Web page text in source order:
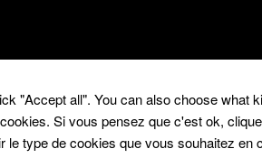
"Accept all". You can also choose what
Si vous pensez que c'est ok,
type de cookies que vous souhaitez en